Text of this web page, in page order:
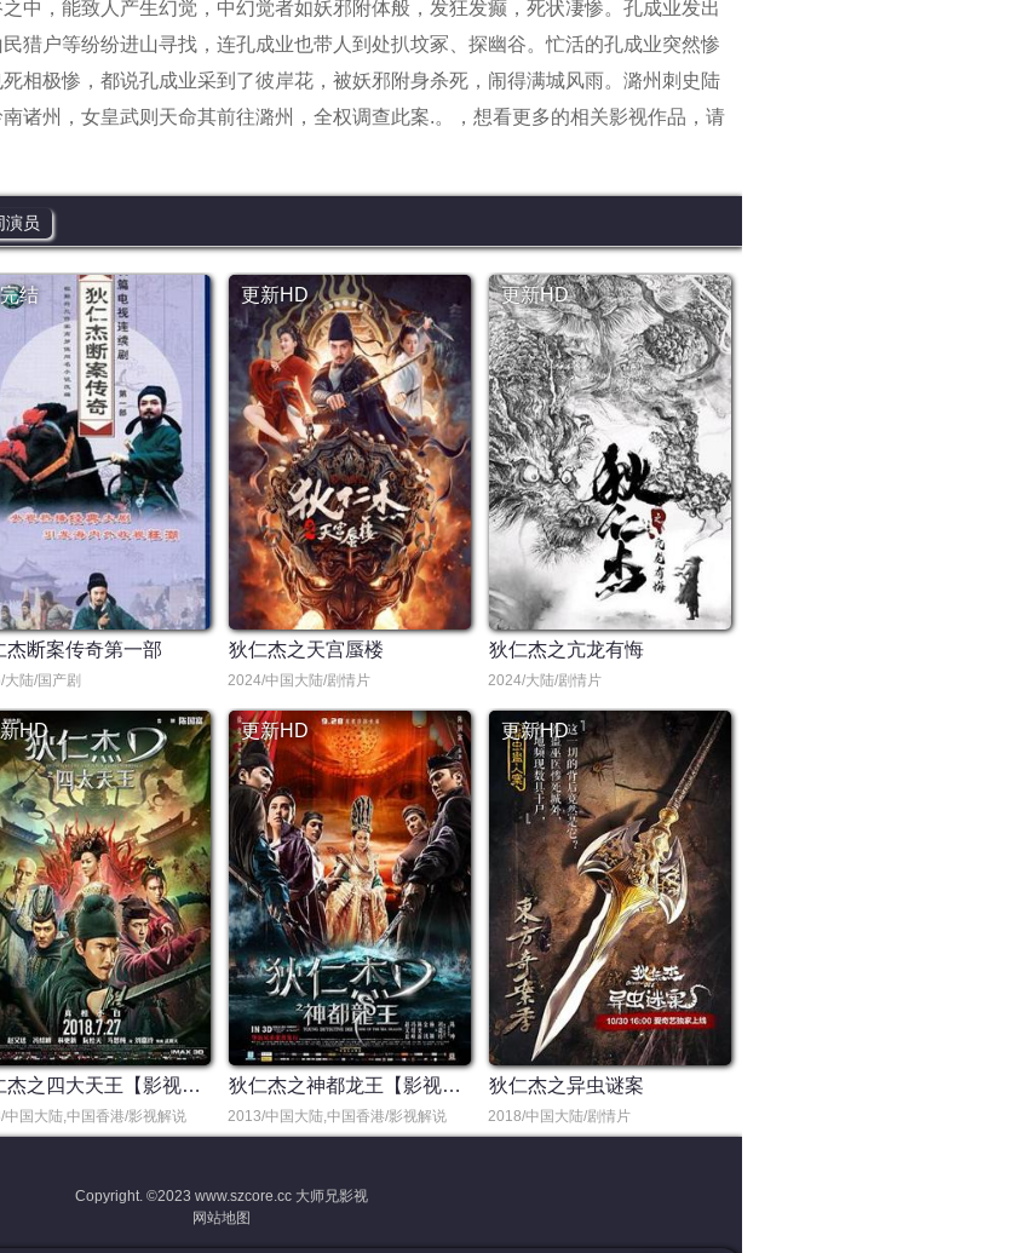
中，能致人产生幻觉，中幻觉者如妖邪附体般，发狂发癫，死状凄惨。孔成业发出
猎户等纷纷进山寻找，连孔成业也带人到处扒坟冢、探幽谷。忙活的孔成业突然惨
相极惨，都说孔成业采到了彼岸花，被妖邪附身杀死，闹得满城风雨。潞州刺史陆
诸州，女皇武则天命其前往潞州，全权调查此案.。
，想看更多的相关影视作品，请
演员
结
杰断案传奇第一部
大陆/国产剧
更新HD
狄仁杰之天宫蜃楼
2024/中国大陆/剧情片
更新HD
狄仁杰之亢龙有悔
2024/大陆/剧情片
HD
狄仁杰之四大天王【影视解说】
中国大陆,中国香港/影视解说
更新HD
狄仁杰之神都龙王【影视解说】
2013/中国大陆,中国香港/影视解说
更新HD
狄仁杰之异虫谜案
2018/中国大陆/剧情片
Copyright. ©2023 www.szcore.cc 大师兄影视
网站地图